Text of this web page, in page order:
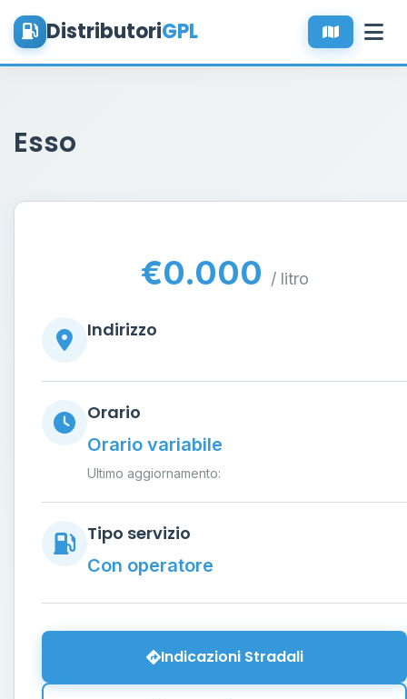
DistributoriGPL
Esso
€0.000 / litro
Indirizzo
Orario
Orario variabile
Ultimo aggiornamento:
Tipo servizio
Con operatore
Indicazioni Stradali